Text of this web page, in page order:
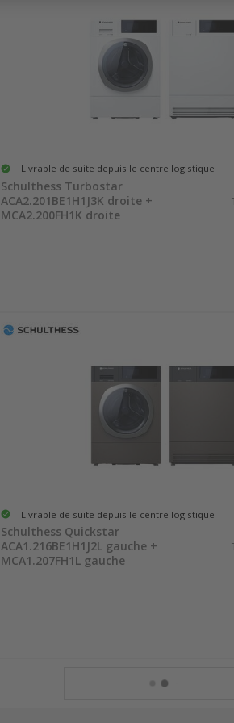
Livrable de suite depuis le centre logistique
Schulthess Turbostar
ACA2.201BE1H1J3K droite +
MCA2.200FH1K droite
Livrable de suite depuis le centre logistique
Schulthess Quickstar
ACA1.216BE1H1J2L gauche +
MCA1.207FH1L gauche